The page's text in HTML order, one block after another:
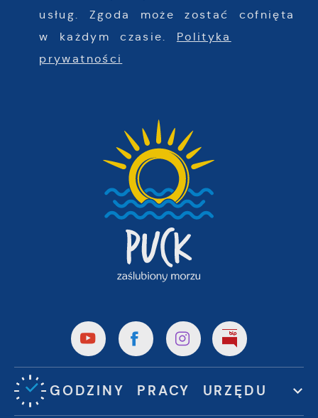
usług. Zgoda może zostać cofnięta
w każdym czasie. Polityka
prywatności
GODZINY PRACY URZĘDU